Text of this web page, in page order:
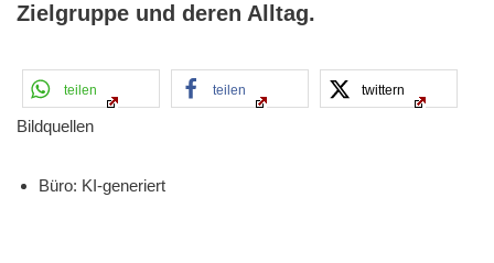
Zielgruppe und deren Alltag.
teilen teilen twittern
Bildquellen
Büro: KI-generiert